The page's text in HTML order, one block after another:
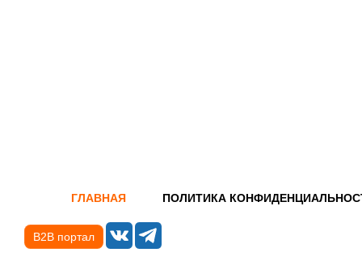
ГЛАВНАЯ ПОЛИТИКА
B2B портал